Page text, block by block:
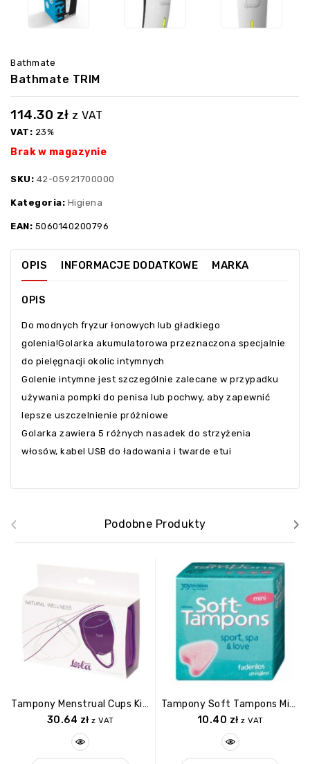
Bathmate
Bathmate TRIM
114.30 zł z VAT
VAT: 23%
Brak w magazynie
SKU: 42-05921700000
Kategoria: Higiena
EAN: 5060140200796
OPIS INFORMACJE DODATKOWE MARKA
OPIS
Do modnych fryzur łonowych lub gładkiego
golenia!Golarka akumulatorowa przeznaczona specjalnie
do pielęgnacji okolic intymnych
Golenie intymne jest szczególnie zalecane w przypadku
używania pompki do penisa lub pochwy, aby zapewnić
lepsze uszczelnienie próżniowe
Golarka zawiera 5 różnych nasadek do strzyżenia
włosów, kabel USB do ładowania i twarde etui
Podobne Produkty
Tampony Menstrual Cups Kit Natural Wellness Tulip
30.64 zł z VAT
Tampony Soft Tampons Mini, Box Of 3 (OE)
10.40 zł z VAT
‹ ›